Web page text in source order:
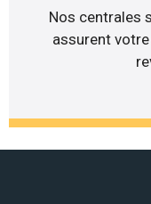
Nos centrales
assurent